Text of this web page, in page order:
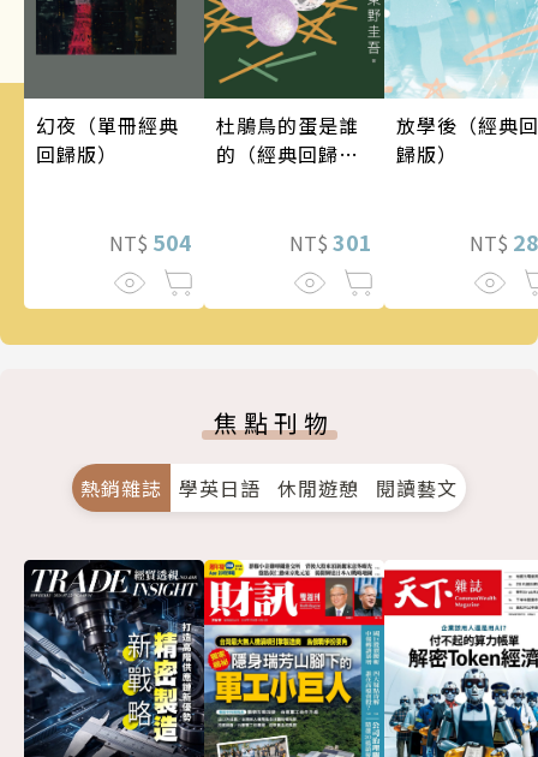
幻夜（單冊經典
回歸版）
NT$ 504
杜鵑鳥的蛋是誰
的（經典回歸
NT$ 301
放學後（經典回
歸版）
NT$
焦點刊物
熱銷雜誌 學英日語 休閒遊憩 閱讀藝文